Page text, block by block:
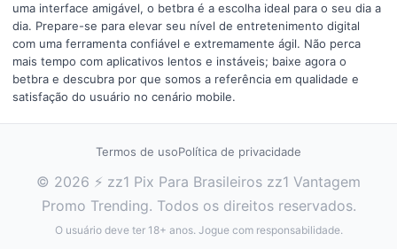
uma interface amigável, o betbra é a escolha ideal para o seu dia a
dia. Prepare-se para elevar seu nível de entretenimento digital
com uma ferramenta confiável e extremamente ágil. Não perca
mais tempo com aplicativos lentos e instáveis; baixe agora o
betbra e descubra por que somos a referência em qualidade e
satisfação do usuário no cenário mobile.
Termos de usoPolítica de privacidade
© 2026 ⚡ zz1 Pix Para Brasileiros zz1 Vantagem
Promo Trending. Todos os direitos reservados.
O usuário deve ter 18+ anos. Jogue com responsabilidade.